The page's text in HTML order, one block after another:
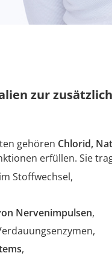
zur
gehören Chlorid,
erfüllen. Sie
Stoffwechsel,
Nervenimpulsen,
,